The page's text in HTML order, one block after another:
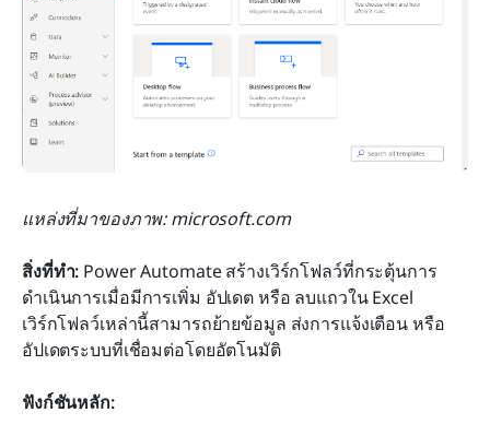
แหล่งที่มาของภาพ: microsoft.com
สิ่งที่ทำ: Power Automate สร้างเวิร์กโฟลว์ที่กระตุ้นการ
ดำเนินการเมื่อมีการเพิ่ม อัปเดต หรือ ลบแถวใน Excel
เวิร์กโฟลว์เหล่านี้สามารถย้ายข้อมูล ส่งการแจ้งเตือน หรือ
อัปเดตระบบที่เชื่อมต่อโดยอัตโนมัติ
ฟังก์ชันหลัก: